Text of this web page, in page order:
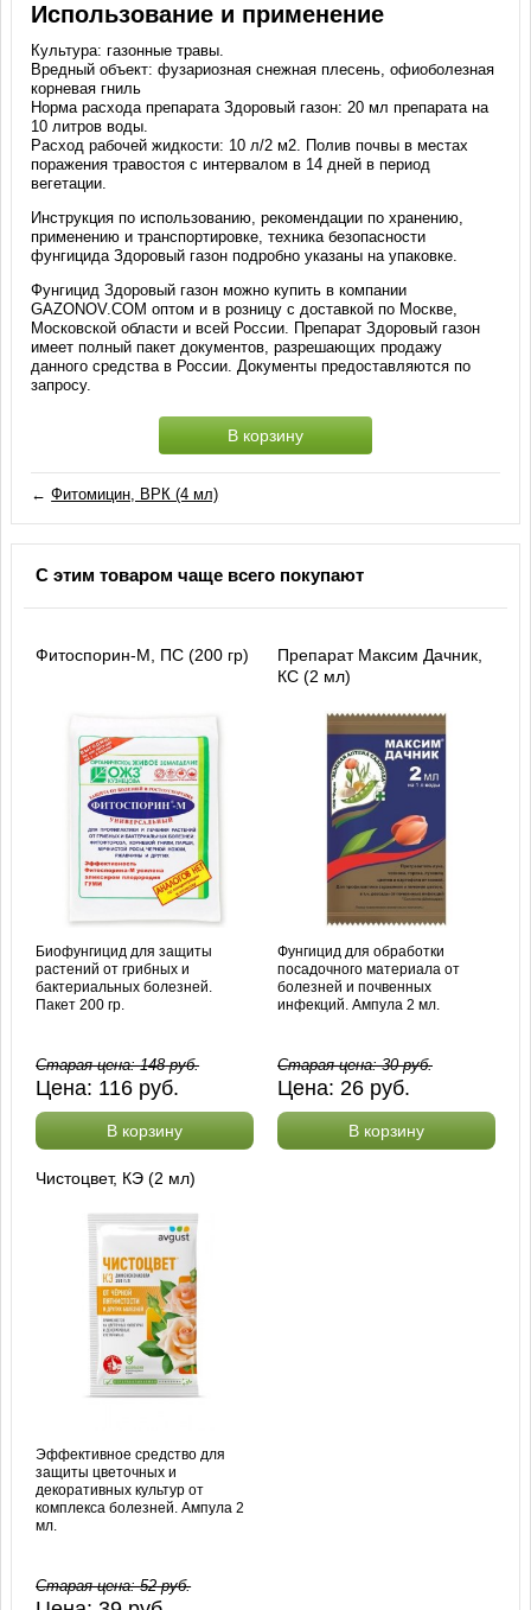
Использование и применение
Культура: газонные травы.
Вредный объект: фузариозная снежная плесень, офиоболезная
корневая гниль
Норма расхода препарата Здоровый газон: 20 мл препарата на
10 литров воды.
Расход рабочей жидкости: 10 л/2 м2. Полив почвы в местах
поражения травостоя с интервалом в 14 дней в период
вегетации.
Инструкция по использованию, рекомендации по хранению,
применению и транспортировке, техника безопасности
фунгицида Здоровый газон подробно указаны на упаковке.
Фунгицид Здоровый газон можно купить в компании
GAZONOV.COM оптом и в розницу с доставкой по Москве,
Московской области и всей России. Препарат Здоровый газон
имеет полный пакет документов, разрешающих продажу
данного средства в России. Документы предоставляются по
запросу.
В корзину
←Фитомицин, ВРК (4 мл)
С этим товаром чаще всего покупают
Фитоспорин-М, ПС (200 гр)
Биофунгицид для защиты
растений от грибных и
бактериальных болезней.
Пакет 200 гр.
Старая цена:148руб.
Цена: 116 руб.
В корзину
Препарат Максим Дачник,
КС (2 мл)
Фунгицид для обработки
посадочного материала от
болезней и почвенных
инфекций. Ампула 2 мл.
Старая цена:30руб.
Цена: 26 руб.
В корзину
Чистоцвет, КЭ (2 мл)
Эффективное средство для
защиты цветочных и
декоративных культур от
комплекса болезней. Ампула 2
мл.
Старая цена:52руб.